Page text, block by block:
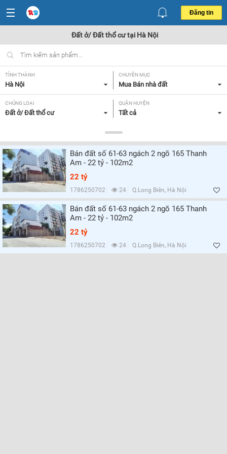
Đăng tin
Đất ở/ Đất thổ cư tại Hà Nội
TỈNH THÀNH
Hà Nội
CHUYÊN MỤC
Mua Bán nhà đất
CHỦNG LOẠI
Đất ở/ Đất thổ cư
QUẬN HUYỆN
Tất cả
Tất cả
MỨC GIÁ
Tất cả
HƯỚNG
Tất cả
MẶT TIỀN
GIẤY TỜ PHÁP LÝ
Tất cả
Bán đất số 61-63 ngách 2 ngõ 165 Thanh
Am - 22 tỷ - 102m2
22 tỷ
1786250702 24 Q.Long Biên, Hà Nội
Bán đất số 61-63 ngách 2 ngõ 165 Thanh
Am - 22 tỷ - 102m2
22 tỷ
1786250702 24 Q.Long Biên, Hà Nội